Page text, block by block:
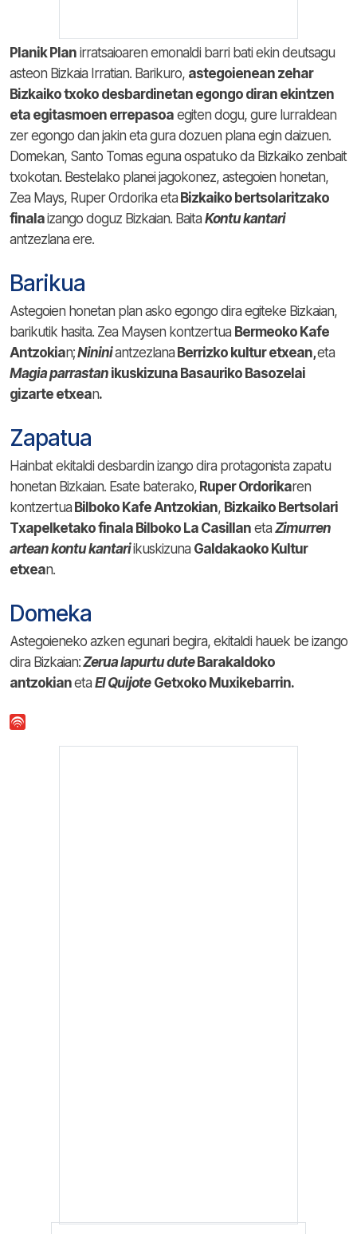
Planik Plan irratsaioaren emonaldi barri bati ekin deutsagu
asteon Bizkaia Irratian. Barikuro, astegoienean zehar
Bizkaiko txoko desbardinetan egongo diran ekintzen
eta egitasmoen errepasoa egiten dogu, gure lurraldean
zer egongo dan jakin eta gura dozuen plana egin daizuen.
Domekan, Santo Tomas eguna ospatuko da Bizkaiko zenbait
txokotan. Bestelako planei jagokonez, astegoien honetan,
Zea Mays, Ruper Ordorika eta Bizkaiko bertsolaritzako
finalaizango doguz Bizkaian. Baita Kontu kantari
antzezlana ere.
Barikua
Astegoien honetan plan asko egongo dira egiteke Bizkaian,
barikutik hasita. Zea Maysen kontzertua Bermeoko Kafe
Antzokian;Nininiantzezlana Berrizko kultur etxean,eta
Magia parrastan ikuskizuna Basauriko Basozelai
gizarte etxean.
Zapatua
Hainbat ekitaldi desbardin izango dira protagonista zapatu
honetan Bizkaian. Esate baterako, Ruper Ordorikaren
kontzertua Bilboko Kafe Antzokian, Bizkaiko Bertsolari
Txapelketako finala Bilboko La Casillan eta Zimurren
artean kontu kantariikuskizuna Galdakaoko Kultur
etxean.
Domeka
Astegoieneko azken egunari begira, ekitaldi hauek be izango
dira Bizkaian:Zerua lapurtu dute Barakaldoko
antzokianeta El Quijote Getxoko Muxikebarrin.